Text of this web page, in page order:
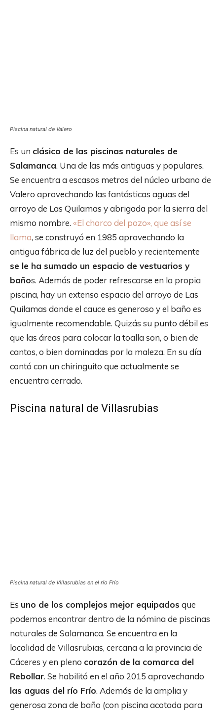
Piscina natural de Valero
Es un clásico de las piscinas naturales de
Salamanca. Una de las más antiguas y populares.
Se encuentra a escasos metros del núcleo urbano de
Valero aprovechando las fantásticas aguas del
arroyo de Las Quilamas y abrigada por la sierra del
mismo nombre. «El charco del pozo», que así se
llama, se construyó en 1985 aprovechando la
antigua fábrica de luz del pueblo y recientemente
se le ha sumado un espacio de vestuarios y
baños. Además de poder refrescarse en la propia
piscina, hay un extenso espacio del arroyo de Las
Quilamas donde el cauce es generoso y el baño es
igualmente recomendable. Quizás su punto débil es
que las áreas para colocar la toalla son, o bien de
cantos, o bien dominadas por la maleza. En su día
contó con un chiringuito que actualmente se
encuentra cerrado.
Piscina natural de Villasrubias
Piscina natural de Villasrubias en el río Frío
Es uno de los complejos mejor equipados que
podemos encontrar dentro de la nómina de piscinas
naturales de Salamanca. Se encuentra en la
localidad de Villasrubias, cercana a la provincia de
Cáceres y en pleno corazón de la comarca del
Rebollar. Se habilitó en el año 2015 aprovechando
las aguas del río Frío. Además de la amplia y
generosa zona de baño (con piscina acotada para